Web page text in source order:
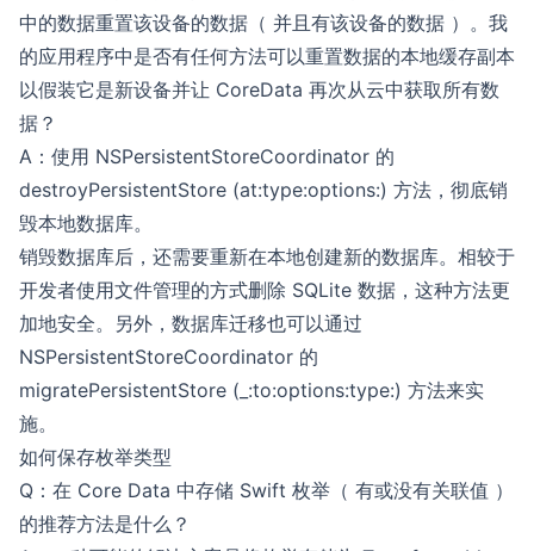
中的数据重置该设备的数据（ 并且有该设备的数据 ）。我
的应用程序中是否有任何方法可以重置数据的本地缓存副本
以假装它是新设备并让 CoreData 再次从云中获取所有数
据？
A：使用 NSPersistentStoreCoordinator 的
destroyPersistentStore (at:type:options:) 方法，彻底销
毁本地数据库。
销毁数据库后，还需要重新在本地创建新的数据库。相较于
开发者使用文件管理的方式删除 SQLite 数据，这种方法更
加地安全。另外，数据库迁移也可以通过
NSPersistentStoreCoordinator 的
migratePersistentStore (_:to:options:type:) 方法来实
施。
如何保存枚举类型
Q：在 Core Data 中存储 Swift 枚举（ 有或没有关联值 ）
的推荐方法是什么？